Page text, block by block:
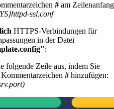
# am
ssl.conf
HTTPS-Verbindungen für
in der Datei
:
folgende Zeile aus, indem Sie
# hinzufügen: